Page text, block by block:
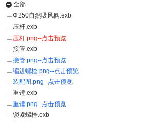
全部
Φ250自然吸风阀.exb
压杆.exb
压杆.png--点击预览
接管.exb
接管.png--点击预览
缩进螺栓.png--点击预览
装配图.png--点击预览
重锤.exb
重锤.png--点击预览
锁紧螺栓.exb